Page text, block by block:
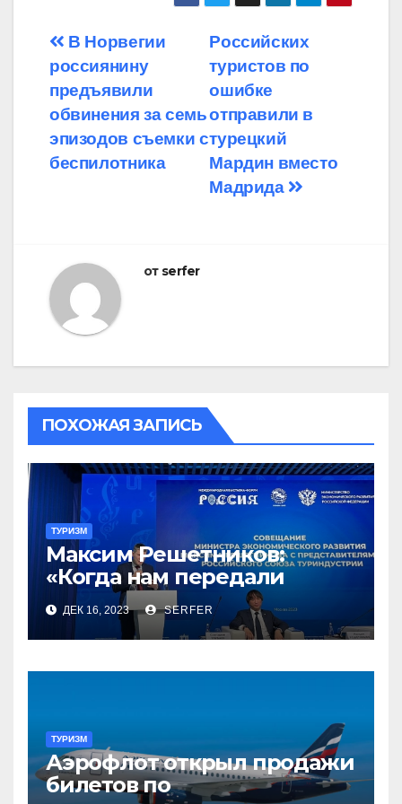
Навигация
по
записям
Российских
туристов по
ошибке
отправили в
турецкий
Мардин вместо
Мадрида
В Норвегии
россиянину
предъявили
обвинения за семь
эпизодов съемки с
беспилотника
от serfer
ПОХОЖАЯ ЗАПИСЬ
ТУРИЗМ
Максим Решетников:
«Когда нам передали
туризм, для нас это был
сюрприз, но он оказался
приятным»
ДЕК 16, 2023 SERFER
ТУРИЗМ
Аэрофлот открыл продажи
билетов по